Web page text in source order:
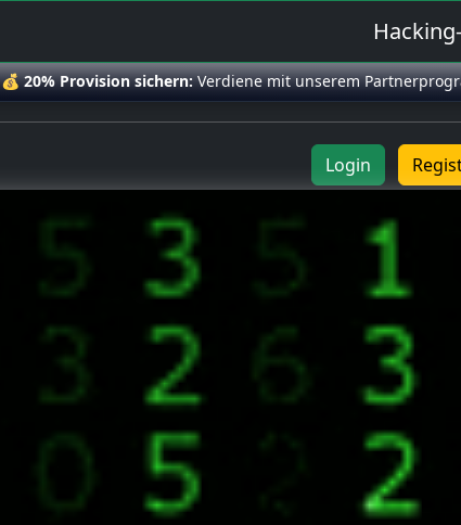
💰20% Provision sichern:Verdiene mit unserem
Login